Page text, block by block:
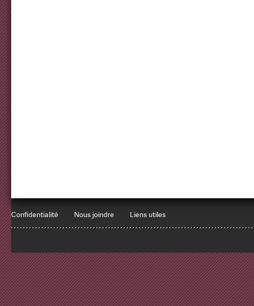
Confidentialité Nous joindre Liens utiles